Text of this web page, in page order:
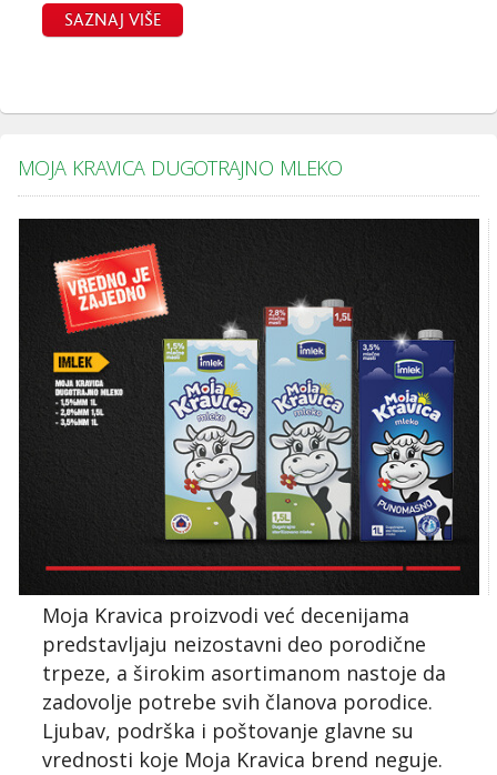
SAZNAJ VIŠE
MOJA KRAVICA DUGOTRAJNO MLEKO
Moja Kravica proizvodi već decenijama
predstavljaju neizostavni deo porodične
trpeze, a širokim asortimanom nastoje da
zadovolje potrebe svih članova porodice.
Ljubav, podrška i poštovanje glavne su
vrednosti koje Moja Kravica brend neguje.